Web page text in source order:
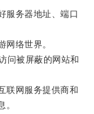
务器地址、端口
络世界。
被屏蔽的网站和
网服务提供商和
。